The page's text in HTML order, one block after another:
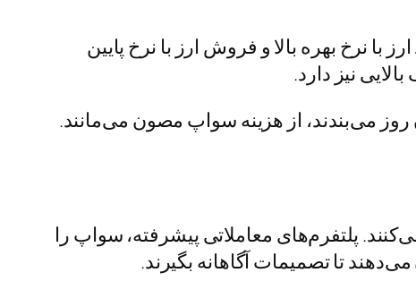
نرخ بهره بالا و فروش ارز با نرخ پایین
نیز دارد.
روز می‌بندند، از هزینه سواپ مصون می‌مانند.
پلتفرم‌های معاملاتی پیشرفته، سواپ را
تا تصمیمات آگاهانه بگیرند.